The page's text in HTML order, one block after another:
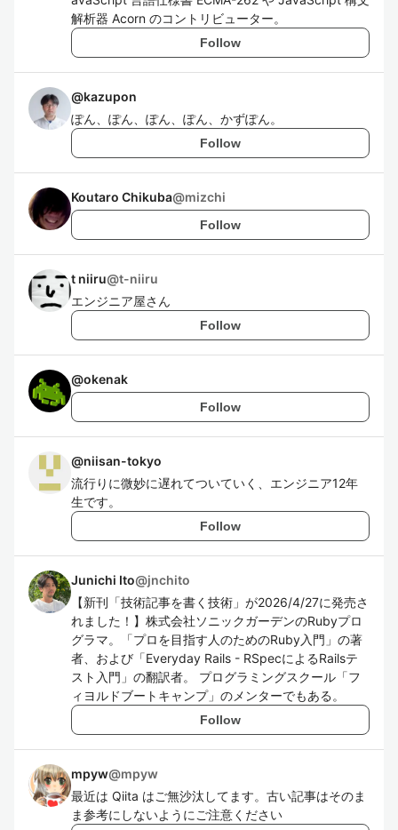
解析器 Acorn のコントリビューター。
Follow
@kazupon
ぽん、ぽん、ぽん、ぽん、かずぽん。
Follow
Koutaro Chikuba@mizchi
Follow
t niiru@t-niiru
エンジニア屋さん
Follow
@okenak
Follow
@niisan-tokyo
流行りに微妙に遅れてついていく、エンジニア12年
生です。
Follow
Junichi Ito@jnchito
【新刊「技術記事を書く技術」が2026/4/27に発売さ
れました！】株式会社ソニックガーデンのRubyプロ
グラマ。「プロを目指す人のためのRuby入門」の著
者、および「Everyday Rails - RSpecによるRailsテ
スト入門」の翻訳者。 プログラミングスクール「フ
ィヨルドブートキャンプ」のメンターでもある。
Follow
mpyw@mpyw
最近は Qiita はご無沙汰してます。古い記事はそのま
ま参考にしないようにご注意ください